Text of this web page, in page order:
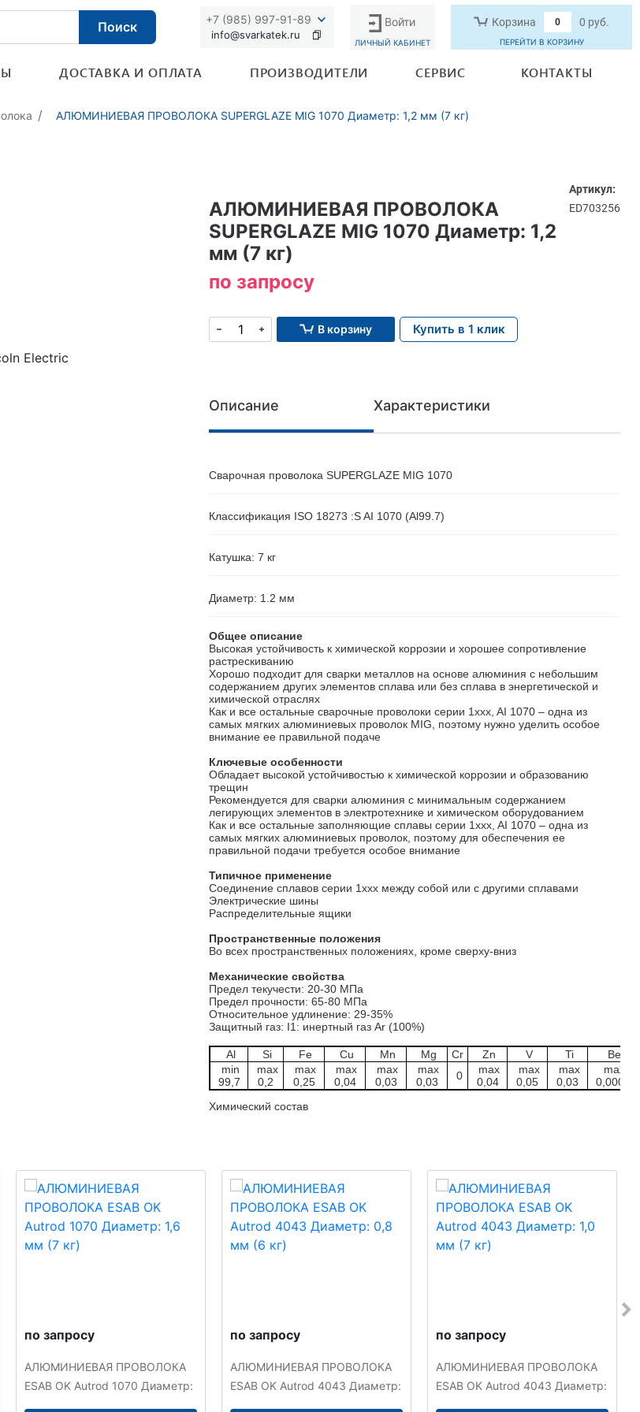
Поиск +7 (985) 997-91-89
info@svarkatek.ru
Войти
ЛИЧНЫЙ КАБИНЕТ
Корзина 0 0 руб.
ПЕРЕЙТИ В КОРЗИНУ
ДОСТАВКА И ОПЛАТА ПРОИЗВОДИТЕЛИ СЕРВИС КОНТАКТЫ
АЛЮМИНИЕВАЯ ПРОВОЛОКА SUPERGLAZE MIG 1070 Диаметр: 1,2 мм (7 кг)
АЛЮМИНИЕВАЯ ПРОВОЛОКА
SUPERGLAZE MIG 1070 Диаметр: 1,2
мм (7 кг)
Артикул:
ED703256
по запросу
В корзину Купить в 1 клик
Описание Характеристики
Сварочная проволока SUPERGLAZE MIG 1070
Классификация ISO 18273 :S AI 1070 (Al99.7)
Катушка: 7 кг
Диаметр: 1.2 мм
Общее описание
Высокая устойчивость к химической коррозии и хорошее сопротивление
растрескиванию
Хорошо подходит для сварки металлов на основе алюминия с небольшим
содержанием других элементов сплава или без сплава в энергетической и
химической отраслях
Как и все остальные сварочные проволоки серии 1xxx, AI 1070 – одна из
самых мягких алюминиевых проволок MIG, поэтому нужно уделить особое
внимание ее правильной подаче
Ключевые особенности
Обладает высокой устойчивостью к химической коррозии и образованию
трещин
Рекомендуется для сварки алюминия с минимальным содержанием
легирующих элементов в электротехнике и химическом оборудованием
Как и все остальные заполняющие сплавы серии 1xxx, AI 1070 – одна из
самых мягких алюминиевых проволок, поэтому для обеспечения ее
правильной подачи требуется особое внимание
Типичное применение
Соединение сплавов серии 1xxx между собой или с другими сплавами
Электрические шины
Распределительные ящики
Пространственные положения
Во всех пространственных положениях, кроме сверху-вниз
Механические свойства
Предел текучести: 20-30 МПа
Предел прочности: 65-80 МПа
Относительное удлинение: 29-35%
Защитный газ: I1: инертный газ Ar (100%)
Химический состав
Al Si Fe Cu Mn Mg Cr Zn V Ti
Be
min
99,7
max
0,2
max
0,25
max
0,04
max
0,03
max
0,03
0
max
0,04
max
0,05
max
0,03
max
0,0003
по запросу
АЛЮМИНИЕВАЯ ПРОВОЛОКА
ESAB OK Autrod 1070 Диаметр:
по запросу
АЛЮМИНИЕВАЯ ПРОВОЛОКА
ESAB OK Autrod 4043 Диаметр:
по запросу
АЛЮМИНИЕВАЯ ПРОВОЛОКА
ESAB OK Autrod 4043 Диаметр: